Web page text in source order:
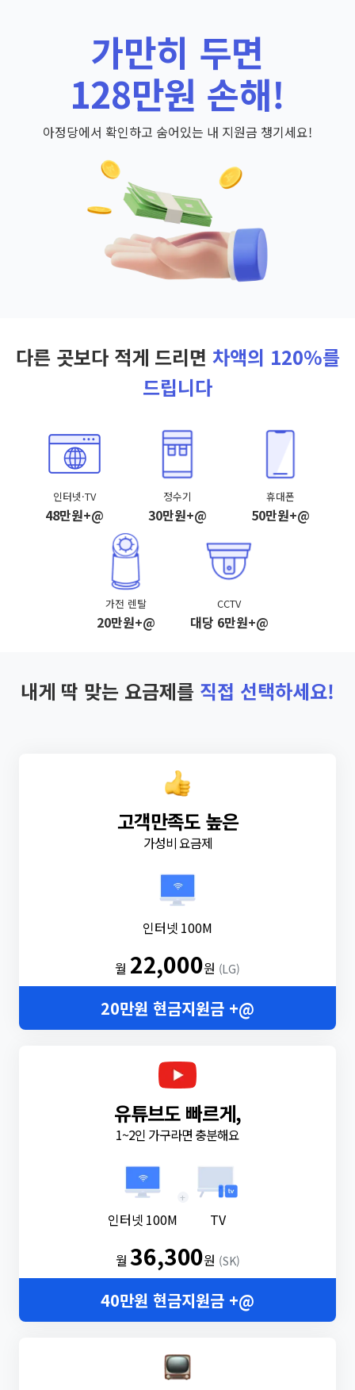
가만히 두면
128만원 손해!
아정당에서 확인하고 숨어있는 내 지원금 챙기세요!
다른 곳보다 적게 드리면 차액의 120%를
드립니다
인터넷·TV
48만원+@
정수기
30만원+@
휴대폰
50만원+@
가전 렌탈
20만원+@
CCTV
대당 6만원+@
내게 딱 맞는 요금제를 직접 선택하세요!
고객만족도 높은
가성비 요금제
인터넷 100M
월 22,000원 (LG)
20만원 현금지원금 +@
유튜브도 빠르게,
1~2인 가구라면 충분해요
인터넷 100M
+
TV
월36,300원 (SK)
40만원 현금지원금 +@